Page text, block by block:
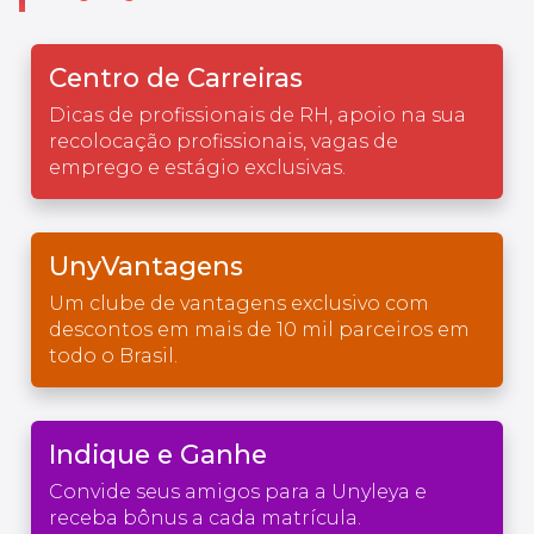
Centro de Carreiras
Dicas de profissionais de RH, apoio na sua
recolocação profissionais, vagas de
emprego e estágio exclusivas.
UnyVantagens
Um clube de vantagens exclusivo com
descontos em mais de 10 mil parceiros em
todo o Brasil.
Indique e Ganhe
Convide seus amigos para a Unyleya e
receba bônus a cada matrícula.